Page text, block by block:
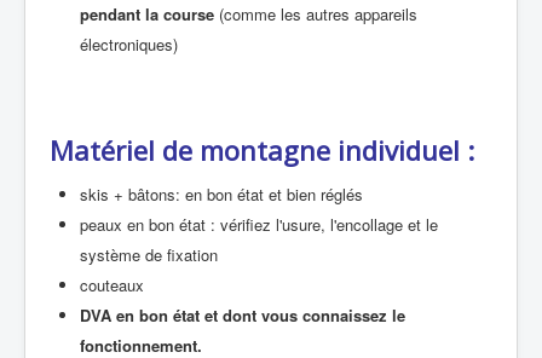
pendant la course (comme les autres appareils
électroniques)
Matériel de montagne individuel :
skis + bâtons: en bon état et bien réglés
peaux en bon état : vérifiez l'usure, l'encollage et le
système de fixation
couteaux
DVA en bon état et dont vous connaissez le
fonctionnement.